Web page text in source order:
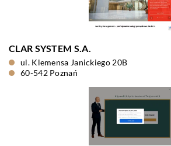
CLAR SYSTEM S.A.
ul. Klemensa Janickiego 20B
60-542 Poznań